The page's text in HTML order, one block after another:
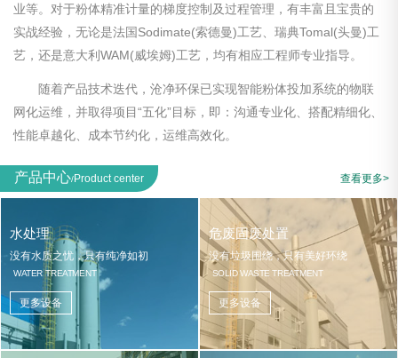
业等。对于粉体精准计量的梯度控制及过程管理，有丰富且宝贵的
实战经验，无论是法国Sodimate(索德曼)工艺、瑞典Tomal(头曼)工
艺，还是意大利WAM(威埃姆)工艺，均有相应工程师专业指导。
随着产品技术迭代，沧净环保已实现智能粉体投加系统的物联
网化运维，并取得项目“五化”目标，即：沟通专业化、搭配精细化、
性能卓越化、成本节约化，运维高效化。
产品中心/Product center 查看更多>
水处理
没有水质之忧，只有纯净如初
WATER TREATMENT
更多设备
危废固废处置
没有垃圾围绕，只有美好环绕
SOLID WASTE TREATMENT
更多设备